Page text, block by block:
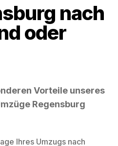
nach
oder
Vorteile unseres
Regensburg
Ihres Umzugs nach